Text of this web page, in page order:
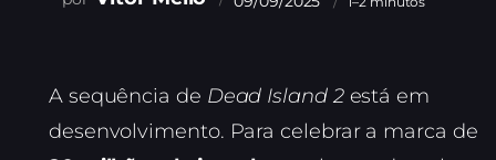
A sequência de Dead Island 2está em
desenvolvimento. Para celebrar a marca de